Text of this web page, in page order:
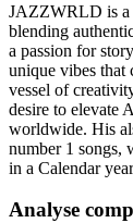
JAZZWRLD is a
blending
a passion for
unique vibes that
vessel of
desire to elevate
worldwide. His
number 1 songs,
in a Calendar
Analyse